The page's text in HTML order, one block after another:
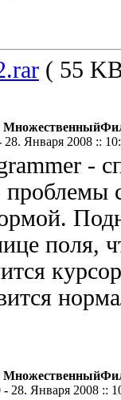
( 55
28. Января 2008 ::
-
поля,
- 28. Января 2008 ::